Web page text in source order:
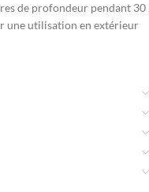
de profondeur pendant 30
une utilisation en extérieur